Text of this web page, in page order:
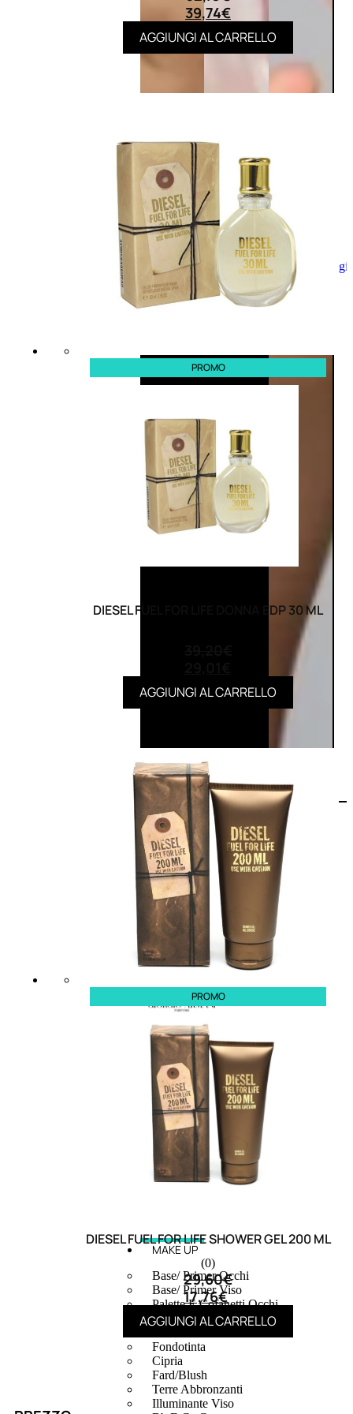
Aggiungi
MAKE UP
Base/ Primer Occhi
Base/ Primer Viso
Palette E Cofanetti Occhi
Palette E Cofanetti Viso
Fondotinta
Cipria
Fard/Blush
Terre Abbronzanti
Illuminante Viso
39,74€
AGGIUNGI AL CARRELLO
PROMO
DIESEL FUEL FOR LIFE DONNA EDP 30 ML
AGGIUNGI AL CARRELLO
PROMO
DIESEL FUEL FOR LIFE SHOWER GEL 200 ML
(0)
29,60€
17,76€
AGGIUNGI AL CARRELLO